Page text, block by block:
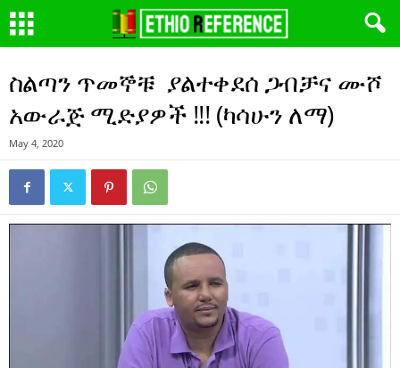
ስልጣን ጥመኞቹ ያልተቀደሰ ጋብቻና ሙሾ
አውራጅ ሚድያዎች !!! (ካሳሁን ለማ)
May 4, 2020